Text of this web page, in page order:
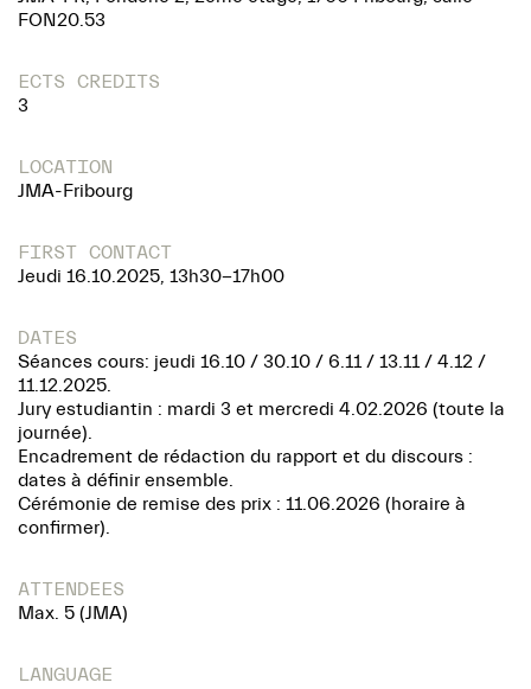
FON20.53
ECTS CREDITS
3
LOCATION
JMA-Fribourg
FIRST CONTACT
Jeudi 16.10.2025, 13h30-17h00
DATES
Séances cours: jeudi 16.10 / 30.10 / 6.11 / 13.11 / 4.12 /
11.12.2025.
Jury estudiantin : mardi 3 et mercredi 4.02.2026 (toute la
journée).
Encadrement de rédaction du rapport et du discours :
dates à définir ensemble.
Cérémonie de remise des prix : 11.06.2026 (horaire à
confirmer).
ATTENDEES
Max. 5 (JMA)
LANGUAGE